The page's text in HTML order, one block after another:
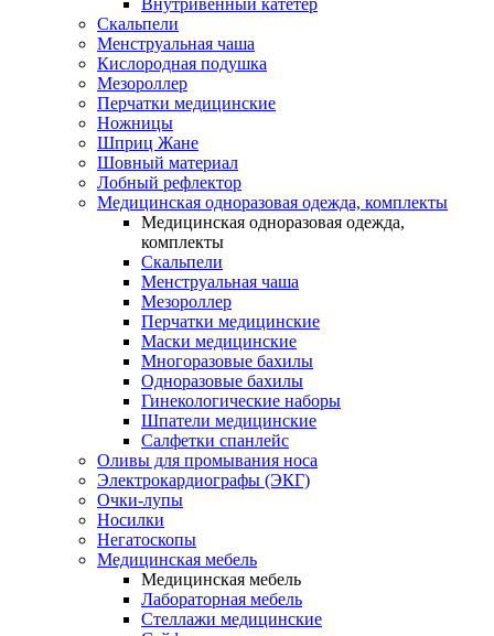
Внутривенный катетер
Скальпели
Менструальная чаша
Кислородная подушка
Мезороллер
Перчатки медицинские
Ножницы
Шприц Жане
Шовный материал
Лобный рефлектор
Медицинская одноразовая одежда, комплекты
Медицинская одноразовая одежда,
комплекты
Скальпели
Менструальная чаша
Мезороллер
Перчатки медицинские
Маски медицинские
Многоразовые бахилы
Одноразовые бахилы
Гинекологические наборы
Шпатели медицинские
Салфетки спанлейс
Оливы для промывания носа
Электрокардиографы (ЭКГ)
Очки-лупы
Носилки
Негатоскопы
Медицинская мебель
Медицинская мебель
Лабораторная мебель
Стеллажи медицинские